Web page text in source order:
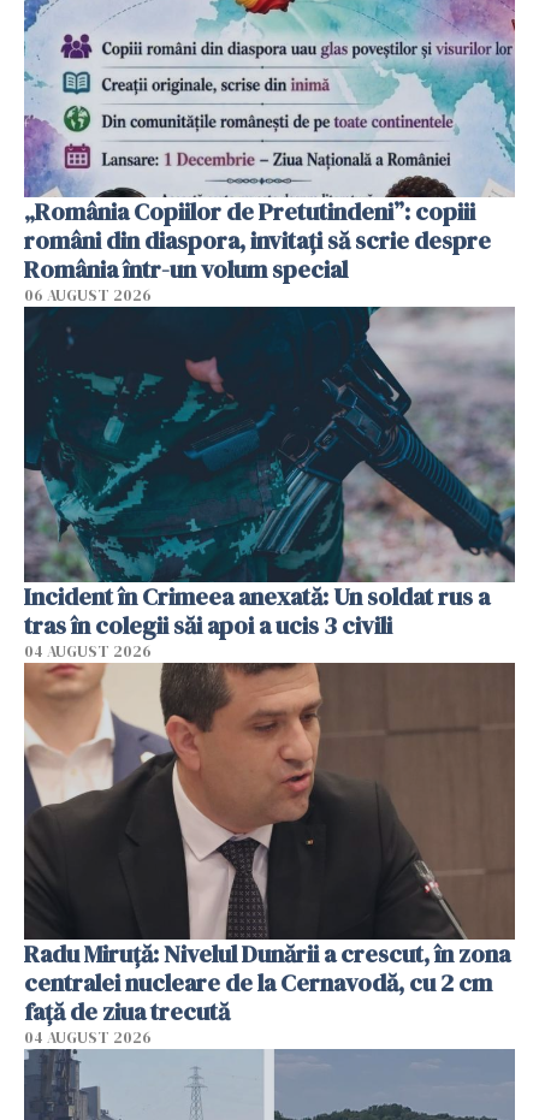
„România Copiilor de Pretutindeni”: copiii
români din diaspora, invitați să scrie despre
România într-un volum special
06 AUGUST 2026
Incident în Crimeea anexată: Un soldat rus a
tras în colegii săi apoi a ucis 3 civili
04 AUGUST 2026
Radu Miruţă: Nivelul Dunării a crescut, în zona
centralei nucleare de la Cernavodă, cu 2 cm
faţă de ziua trecută
04 AUGUST 2026